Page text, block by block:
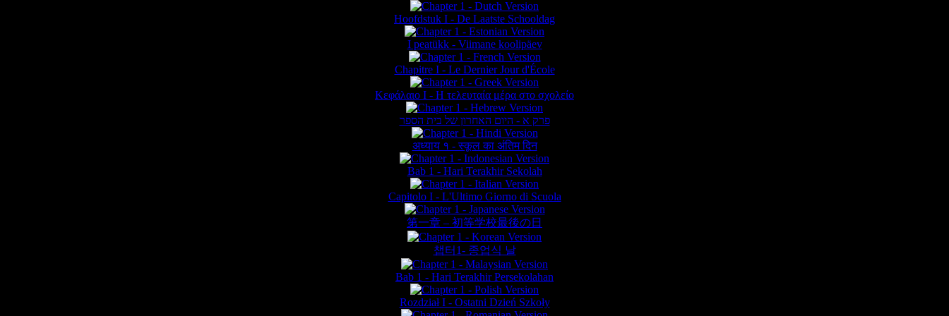
Hoofdstuk I - De Laatste Schooldag
I peatükk - Viimane koolipäev
Chapitre I - Le Dernier Jour d'École
Κεφάλαιο Ι - Η τελευταία μέρα στο σχολείο
פרק א - היום האחרון של בית הספר
अध्याय १ - स्कूल का अंतिम दिन
Bab 1 - Hari Terakhir Sekolah
Capitolo I - L'Ultimo Giorno di Scuola
第一章 – 初等学校最後の日
챕터1- 종업식 날
Bab 1 - Hari Terakhir Persekolahan
Rozdział I - Ostatni Dzień Szkoły